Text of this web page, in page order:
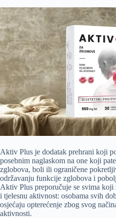
Aktiv Plus je dodatak prehrani koji
posebnim naglaskom na one koji
zglobova, boli ili ograničene
održavanju funkcije zglobova i
Aktiv Plus preporučuje se svima
i tjelesnu aktivnost: osobama svih
osjećaju opterećenje zbog svog
aktivnosti.